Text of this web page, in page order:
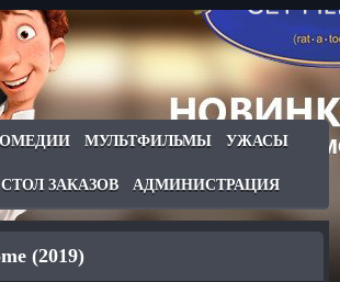
МУЛЬТФИЛЬМЫ УЖАСЫ
СТОЛ ЗАКАЗОВ АДМИНИСТРАЦИЯ
(2019)